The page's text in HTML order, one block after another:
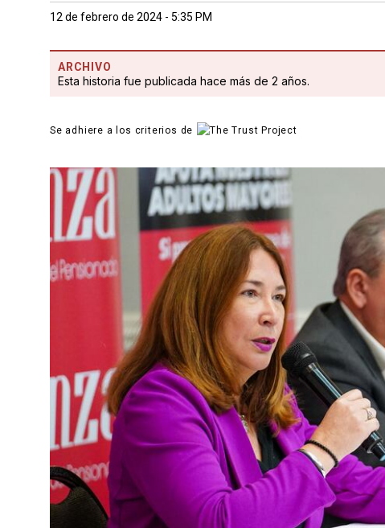
12 de febrero de 2024 - 5:35 PM
ARCHIVO
Esta historia fue publicada hace más de 2 años.
Se adhiere a los criterios de